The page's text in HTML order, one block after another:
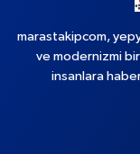
marastakipcom,
ve modernizmi
insanlara